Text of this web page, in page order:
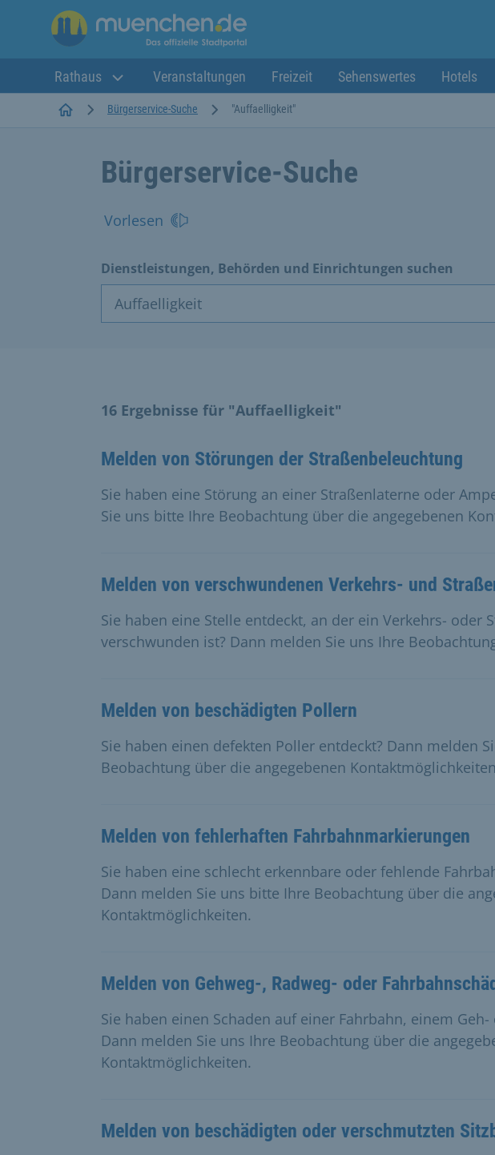
Rathaus Veranstaltungen Freizeit Sehenswertes Hotels
StartseiteBürgerservice-Suche "Auffaelligkeit"
Bürgerservice-Suche
Vorlesen
Dienstleistungen, Behörden und Einrichtungen suchen
16 Ergebnisse für "Auffaelligkeit"
Melden von Störungen der Straßenbeleuchtung
Sie haben eine Störung an einer Straßenlaterne oder
Sie uns bitte Ihre Beobachtung über die angegebenen
Melden von verschwundenen Verkehrs- und
Sie haben eine Stelle entdeckt, an der ein Verkehrs- oder
verschwunden ist? Dann melden Sie uns Ihre
Melden von beschädigten Pollern
Sie haben einen defekten Poller entdeckt? Dann melden
Beobachtung über die angegebenen
Melden von fehlerhaften Fahrbahnmarkierungen
Sie haben eine schlecht erkennbare oder fehlende
Dann melden Sie uns bitte Ihre Beobachtung über die
Kontaktmöglichkeiten.
Melden von Gehweg-, Radweg- oder
Sie haben einen Schaden auf einer Fahrbahn, einem Geh-
Dann melden Sie uns Ihre Beobachtung über die
Kontaktmöglichkeiten.
Melden von beschädigten oder verschmutzten